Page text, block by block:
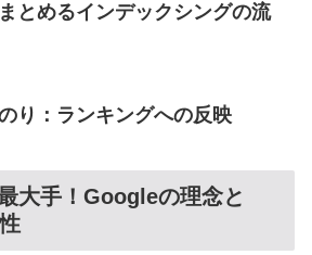
とめるインデックシングの流
り：ランキングへの反映
大手！Googleの理念と